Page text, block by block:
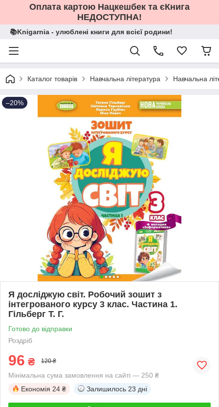
Оплата картою Нацкешбек та єКнига
НЕДОСТУПНА!
📚Knigarnia - улюблені книги для всієї родини!
Каталог товарів Навчальна література Навчальна
–20%
Я досліджую світ. Робочий зошит з
інтегрованого курсу 3 клас. Частина 1.
Гільберг Т. Г.
Готово до відправки
Роздріб
96 ₴ 120 ₴
Мінімальна сума замовлення на сайті — 250 ₴
Економія 24 ₴ Залишилось 23 дні